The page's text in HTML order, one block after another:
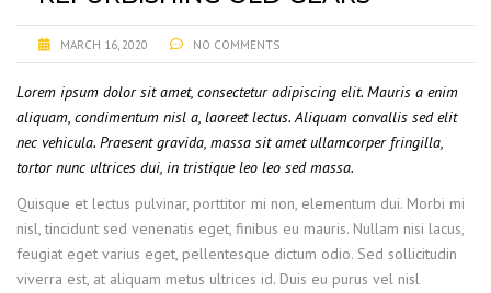
MARCH 16, 2020 NO COMMENTS
Lorem ipsum dolor sit amet, consectetur adipiscing elit. Mauris a enim
aliquam, condimentum nisl a, laoreet lectus. Aliquam convallis sed elit
nec vehicula. Praesent gravida, massa sit amet ullamcorper fringilla,
tortor nunc ultrices dui, in tristique leo leo sed massa.
Quisque et lectus pulvinar, porttitor mi non, elementum dui. Morbi mi
nisl, tincidunt sed venenatis eget, finibus eu mauris. Nullam nisi lacus,
feugiat eget varius eget, pellentesque dictum odio. Sed sollicitudin
viverra est, at aliquam metus ultrices id. Duis eu purus vel nisl